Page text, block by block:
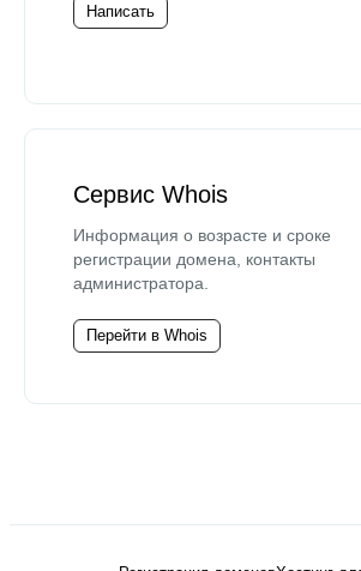
Написать
Сервис Whois
Информация о возрасте и сроке
регистрации домена, контакты
администратора.
Перейти в Whois